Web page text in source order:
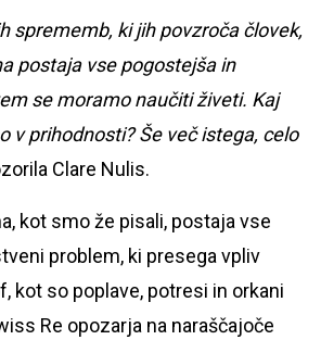
sprememb, ki jih povzroča človek,
postaja vse pogostejša in
se moramo naučiti živeti. Kaj
v prihodnosti? Še več istega, celo
Clare Nulis.
kot smo že pisali, postaja vse
problem, ki presega vpliv
kot so poplave, potresi in orkani
Re opozarja na naraščajoče